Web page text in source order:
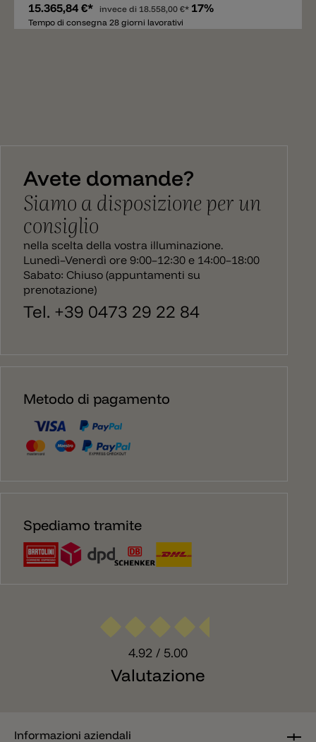
variano molto dal tipo di vetro scelto.
15.365,84 €* invece di 18.558,00 €* 17%
Tempo di consegna 28 giorni lavorativi
Avete domande?
Siamo a disposizione per un
consiglio
nella scelta della vostra illuminazione.
Lunedì–Venerdì ore 9:00–12:30 e 14:00–18:00
Sabato: Chiuso (appuntamenti su
prenotazione)
Tel. +39 0473 29 22 84
Metodo di pagamento
Spediamo tramite
4.92 / 5.00
Valutazione
Informazioni aziendali